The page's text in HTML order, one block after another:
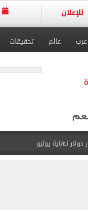
عرب عالم تحقيقات
يجيب «فيديو»